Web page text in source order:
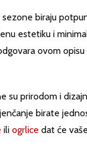
biraju
estetiku i
ovom
su prirodom i
birate
ili ogrlice dat će